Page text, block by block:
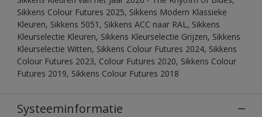
Sikkens Colour Futures 2025, Sikkens Modern Klassieke
Kleuren, Sikkens 5051, Sikkens ACC naar RAL, Sikkens
Kleurselectie Kleuren, Sikkens Kleurselectie Grijzen, Sikkens
Kleurselectie Witten, Sikkens Colour Futures 2024, Sikkens
Colour Futures 2023, Colour Futures 2020, Sikkens Colour
Futures 2019, Sikkens Colour Futures 2018
Systeeminformatie